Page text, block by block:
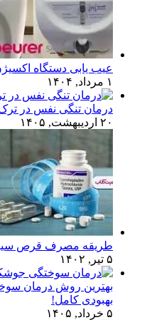
عیب یابی دستگاه
۱ مرداد, ۱۴۰۴
درمان تنگی نفس در ترک
۲۰ اردیبهشت, ۱۴۰۵
طریقه مصرف قرص
۵ تیر, ۱۴۰۲
بهترین روش درمان
بهبودی کامل!
۵ خرداد, ۱۴۰۵